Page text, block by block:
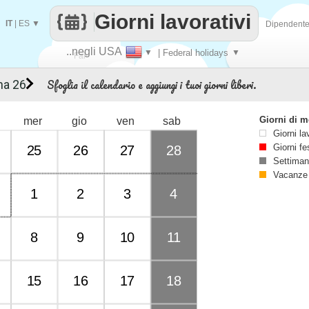
Fai
..negli USA ▼ | Federal holidays ▼
Giorni lavorativi
IT| ES ▼
Sfoglia il calendario e aggiungi i tuoi giorni liberi.
mer gio ven sab
25 26 27 28
1 2 3 4
8 9 10 11
15 16 17 18
26
Giorni di
Giorni
Giorni
Vacanze